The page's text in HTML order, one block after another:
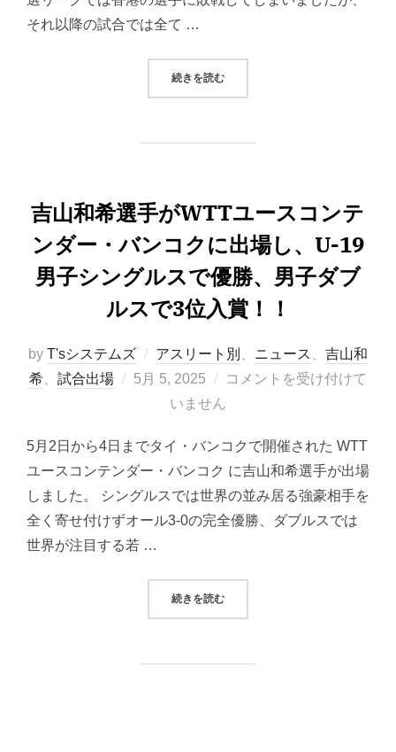
それ以降の試合では全て …
続きを読む“吉山和希選手がWTTユーススター
吉山和希選手がWTTユースコンテ
ンダー・バンコクに出場し、U-19
男子シングルスで優勝、男子ダブ
ルスで3位入賞！！
by T'sシステムズ アスリート別 ニュース
吉山和
希
試合出場
投
5月 5, 2025
コメントを受け付けて
いません
5月2日から4日までタイ・バンコクで開催された WTT
ユースコンテンダー・バンコク に吉山和希選手が出場
しました。 シングルスでは世界の並み居る強豪相手を
全く寄せ付けずオール3-0の完全優勝、ダブルスでは
世界が注目する若 …
続きを読む“吉山和希選手がWTTユースコンテ